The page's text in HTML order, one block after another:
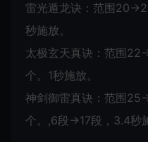
雷光遁龙诀：范围
秒施放。
太极玄天真诀：范围
个。1秒施放。
神剑御雷真诀：范围
个。,6段→17段，3.4秒